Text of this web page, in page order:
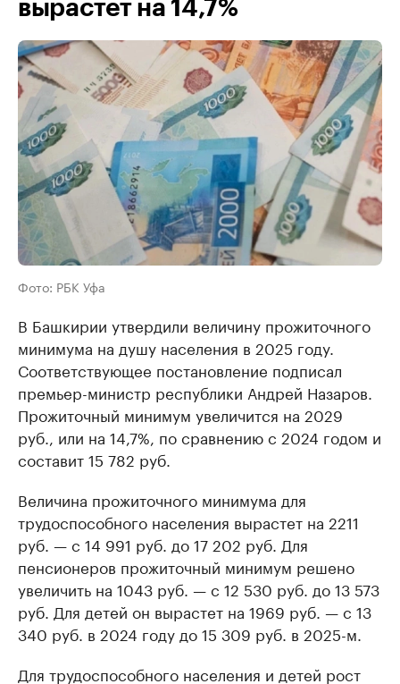
вырастет на 14,7%
Фото: РБК Уфа
В Башкирии утвердили величину прожиточного
минимума на душу населения в 2025 году.
Соответствующее постановление подписал
премьер-министр республики Андрей Назаров.
Прожиточный минимум увеличится на 2029
руб., или на 14,7%, по сравнению с 2024 годом и
составит 15 782 руб.
Величина прожиточного минимума для
трудоспособного населения вырастет на 2211
руб. — с 14 991 руб. до 17 202 руб. Для
пенсионеров прожиточный минимум решено
увеличить на 1043 руб. — с 12 530 руб. до 13 573
руб. Для детей он вырастет на 1969 руб. — с 13
340 руб. в 2024 году до 15 309 руб. в 2025-м.
Для трудоспособного населения и детей рост